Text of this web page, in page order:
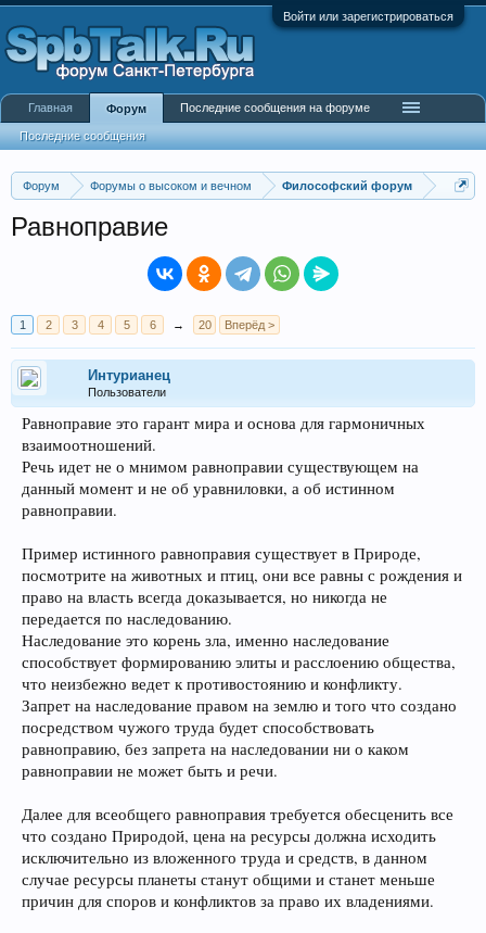
Войти или зарегистрироваться
Форум Форумы о высоком и вечном Философский форум
Равноправие
1 2 3 4 5 6 → 20 Вперёд >
Интурианец
Пользователи
Равноправие это гарант мира и основа для гармоничных
взаимоотношений.
Речь идет не о мнимом равноправии существующем на
данный момент и не об уравниловки, а об истинном
равноправии.
Пример истинного равноправия существует в Природе,
посмотрите на животных и птиц, они все равны с рождения и
право на власть всегда доказывается, но никогда не
передается по наследованию.
Наследование это корень зла, именно наследование
способствует формированию элиты и расслоению общества,
что неизбежно ведет к противостоянию и конфликту.
Запрет на наследование правом на землю и того что создано
посредством чужого труда будет способствовать
равноправию, без запрета на наследовании ни о каком
равноправии не может быть и речи.
Далее для всеобщего равноправия требуется обесценить все
что создано Природой, цена на ресурсы должна исходить
исключительно из вложенного труда и средств, в данном
случае ресурсы планеты станут общими и станет меньше
причин для споров и конфликтов за право их владениями.
Главная Форум
Последние сообщения
Последние сообщения на форуме